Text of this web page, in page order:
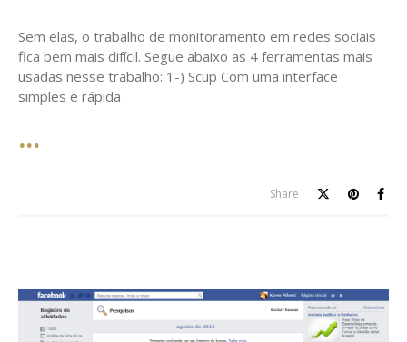
Sem elas, o trabalho de monitoramento em redes sociais
fica bem mais difícil. Segue abaixo as 4 ferramentas mais
usadas nesse trabalho: 1-) Scup Com uma interface
simples e rápida
Share